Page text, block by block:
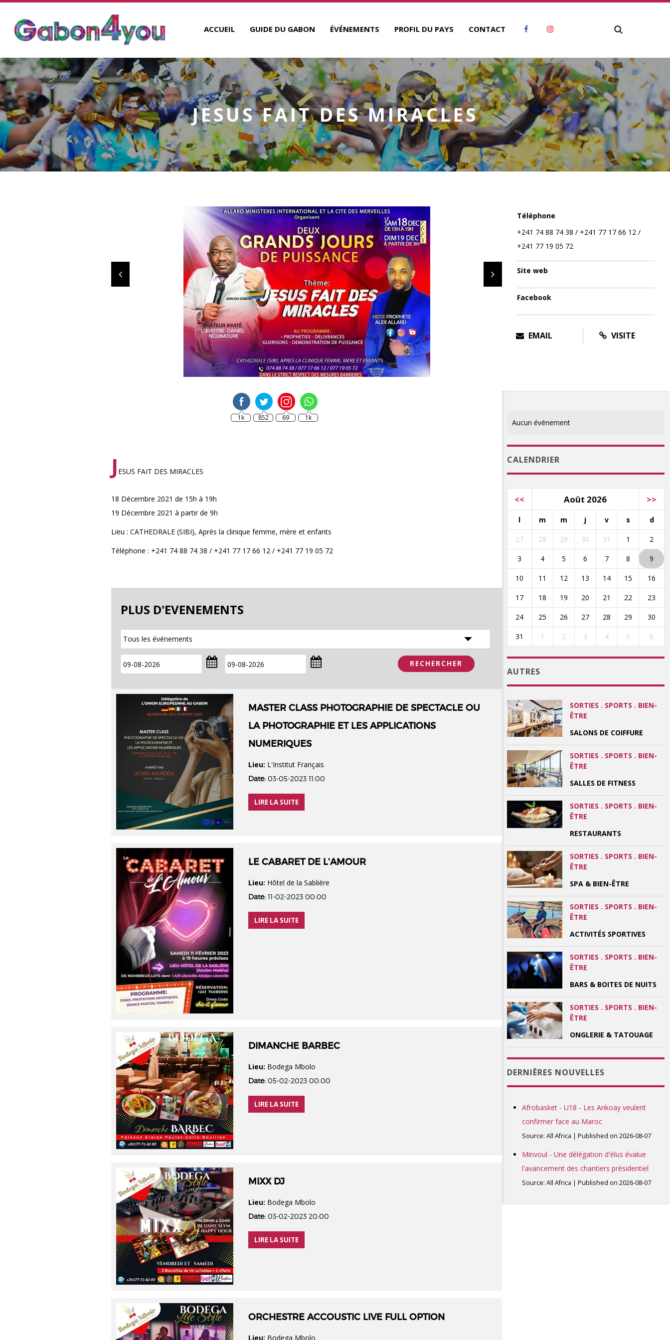
ACCUEIL GUIDE DU GABON ÉVÉNEMENTS PROFIL DU PAYS CONTACT
JESUS FAIT DES MIRACLES
Téléphone
+241 74 88 74 38 / +241 77 17 66 12 /
+241 77 19 05 72
Site web
Facebook
EMAIL VISITE
1k 852 69 1k
J ESUS FAIT DES MIRACLES
18 Décembre 2021 de 15h à 19h
19 Décembre 2021 à partir de 9h
Lieu : CATHEDRALE (SIBI), Aprés la clinique femme, mère et enfants
Téléphone : +241 74 88 74 38 / +241 77 17 66 12 / +241 77 19 05 72
PLUS D'EVENEMENTS
MASTER CLASS PHOTOGRAPHIE DE SPECTACLE OU
LA PHOTOGRAPHIE ET LES APPLICATIONS
NUMERIQUES
Lieu: L'Institut Français
Date: 03-05-2023 11:00
LIRE LA SUITE
LE CABARET DE L'AMOUR
Lieu: Hôtel de la Sablière
Date: 11-02-2023 00:00
LIRE LA SUITE
DIMANCHE BARBEC
Lieu: Bodega Mbolo
Date: 05-02-2023 00:00
LIRE LA SUITE
MIXX DJ
Lieu: Bodega Mbolo
Date: 03-02-2023 20:00
LIRE LA SUITE
ORCHESTRE ACCOUSTIC LIVE FULL OPTION
Lieu: Bodega Mbolo
Aucun événement
CALENDRIER
<< Août 2026 >>
l m m j v s d
27 28 29 30 31 1 2
3 4 5 6 7 8 9
10 11 12 13 14 15 16
17 18 19 20 21 22 23
24 25 26 27 28 29 30
31 1 2 3 4 5 6
AUTRES
SORTIES . SPORTS . BIEN-
ÊTRE
SALONS DE COIFFURE
SORTIES . SPORTS . BIEN-
ÊTRE
SALLES DE FITNESS
SORTIES . SPORTS . BIEN-
ÊTRE
RESTAURANTS
SORTIES . SPORTS . BIEN-
ÊTRE
SPA & BIEN-ÊTRE
SORTIES . SPORTS . BIEN-
ÊTRE
ACTIVITÉS SPORTIVES
SORTIES . SPORTS . BIEN-
ÊTRE
BARS & BOITES DE NUITS
SORTIES . SPORTS . BIEN-
ÊTRE
ONGLERIE & TATOUAGE
DERNIÈRES NOUVELLES
Afrobasket - U18 - Les Ankoay veulent
confirmer face au Maroc
Source: All Africa Published on 2026-08-07
Minvoul - Une délégation d'élus évalue
l'avancement des chantiers présidentiel
Source: All Africa Published on 2026-08-07